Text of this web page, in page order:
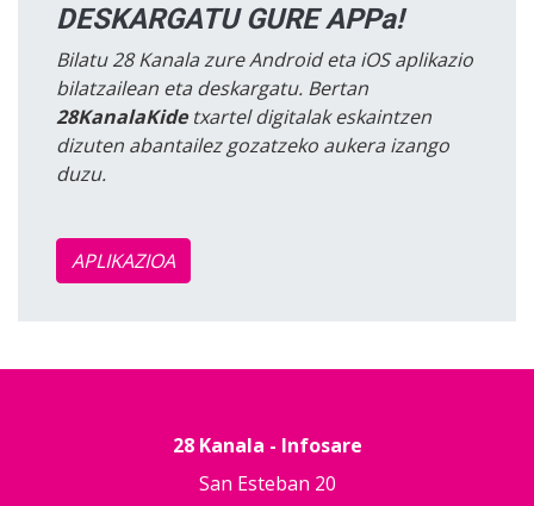
DESKARGATU GURE APPa!
Bilatu 28 Kanala zure Android eta iOS aplikazio
bilatzailean eta deskargatu. Bertan
28KanalaKidetxartel digitalak eskaintzen
dizuten abantailez gozatzeko aukera izango
duzu.
APLIKAZIOA
28 Kanala - Infosare
San Esteban 20